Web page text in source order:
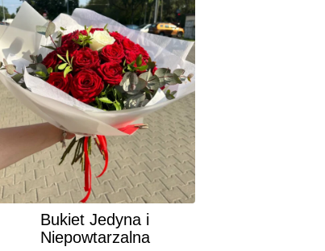
Bukiet Jedyna i
Niepowtarzalna